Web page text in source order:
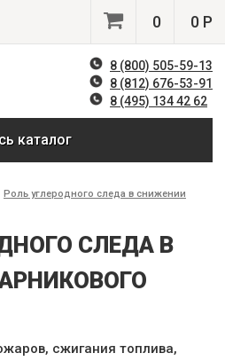
0 0 Р
8 (800) 505-59-13
8 (812) 676-53-91
8 (495) 134 42 62
каталог
Роль углеродного следа в снижении
СЛЕДА В
сжигания топлива,